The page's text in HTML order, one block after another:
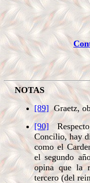
NOTAS
[89] Graetz,
[90]
Concilio, hay
como el
el segundo
opina que la
tercero (del